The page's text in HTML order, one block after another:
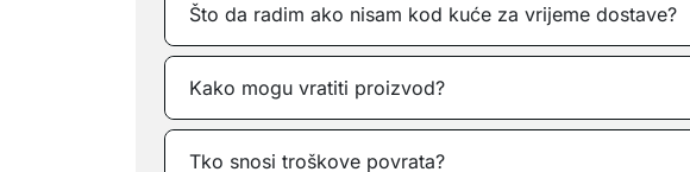
Što da radim ako nisam kod kuće za vrijeme dostave?
Kako mogu vratiti proizvod?
Tko snosi troškove povrata?